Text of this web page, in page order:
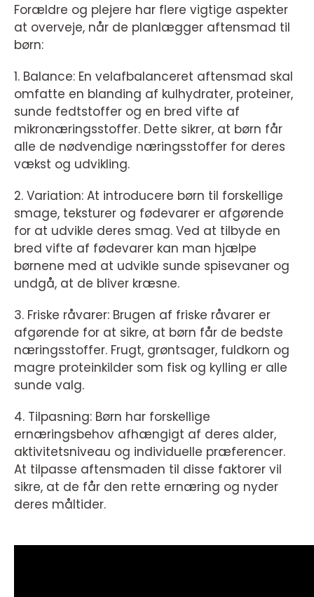
Forældre og plejere har flere vigtige aspekter
at overveje, når de planlægger aftensmad til
børn:
1. Balance: En velafbalanceret aftensmad skal
omfatte en blanding af kulhydrater, proteiner,
sunde fedtstoffer og en bred vifte af
mikronæringsstoffer. Dette sikrer, at børn får
alle de nødvendige næringsstoffer for deres
vækst og udvikling.
2. Variation: At introducere børn til forskellige
smage, teksturer og fødevarer er afgørende
for at udvikle deres smag. Ved at tilbyde en
bred vifte af fødevarer kan man hjælpe
børnene med at udvikle sunde spisevaner og
undgå, at de bliver kræsne.
3. Friske råvarer: Brugen af friske råvarer er
afgørende for at sikre, at børn får de bedste
næringsstoffer. Frugt, grøntsager, fuldkorn og
magre proteinkilder som fisk og kylling er alle
sunde valg.
4. Tilpasning: Børn har forskellige
ernæringsbehov afhængigt af deres alder,
aktivitetsniveau og individuelle præferencer.
At tilpasse aftensmaden til disse faktorer vil
sikre, at de får den rette ernæring og nyder
deres måltider.